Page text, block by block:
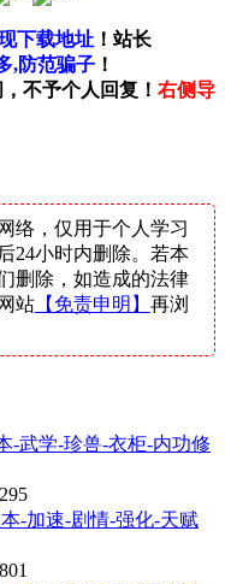
下载地址 ！站长
,防范骗子 ！
，不予个人回复！ 右侧导
络，仅用于个人学习
24小时内删除。若本
删除，如造成的法律
站【免责申明】 再浏
-武学-珍兽-衣柜-内功修
-加速-剧情-强化-天赋